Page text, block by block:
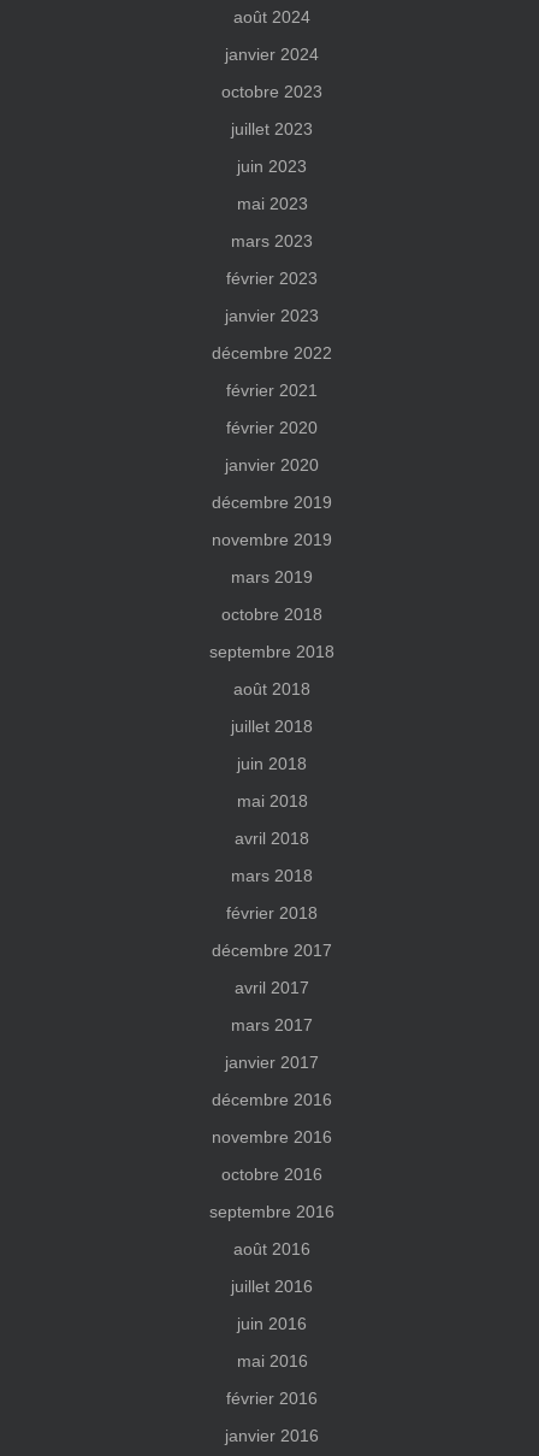
août 2024
janvier 2024
octobre 2023
juillet 2023
juin 2023
mai 2023
mars 2023
février 2023
janvier 2023
décembre 2022
février 2021
février 2020
janvier 2020
décembre 2019
novembre 2019
mars 2019
octobre 2018
septembre 2018
août 2018
juillet 2018
juin 2018
mai 2018
avril 2018
mars 2018
février 2018
décembre 2017
avril 2017
mars 2017
janvier 2017
décembre 2016
novembre 2016
octobre 2016
septembre 2016
août 2016
juillet 2016
juin 2016
mai 2016
février 2016
janvier 2016